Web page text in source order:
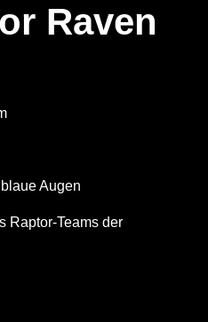
Raven
Augen
Raptor-Teams der